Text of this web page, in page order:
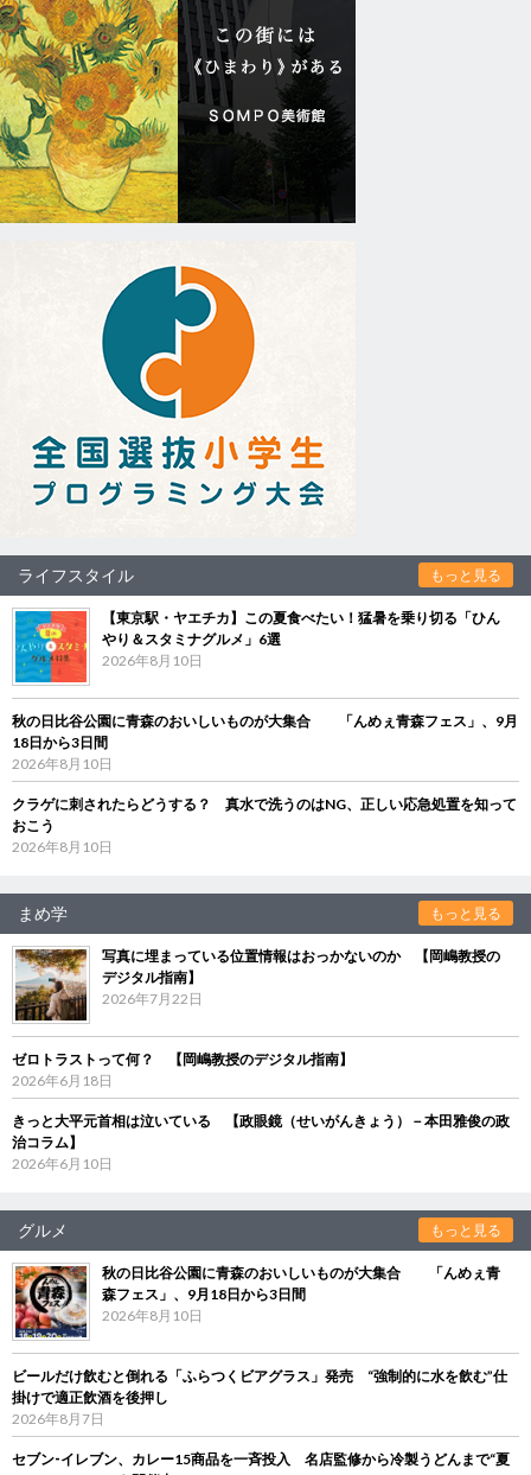
ライフスタイル もっと見る
【東京駅・ヤエチカ】この夏食べたい！猛暑を乗り切る「ひん
やり＆スタミナグルメ」6選
2026年8月10日
秋の日比谷公園に青森のおいしいものが大集合 「んめぇ青森フェス」、9月
18日から3日間
2026年8月10日
クラゲに刺されたらどうする？ 真水で洗うのはNG、正しい応急処置を知って
おこう
2026年8月10日
まめ学 もっと見る
写真に埋まっている位置情報はおっかないのか 【岡嶋教授の
デジタル指南】
2026年7月22日
ゼロトラストって何？ 【岡嶋教授のデジタル指南】
2026年6月18日
きっと大平元首相は泣いている 【政眼鏡（せいがんきょう）－本田雅俊の政
治コラム】
2026年6月10日
グルメ もっと見る
秋の日比谷公園に青森のおいしいものが大集合 「んめぇ青
森フェス」、9月18日から3日間
2026年8月10日
ビールだけ飲むと倒れる「ふらつくビアグラス」発売 “強制的に水を飲む”仕
掛けで適正飲酒を後押し
2026年8月7日
セブン‐イレブン、カレー15商品を一斉投入 名店監修から冷製うどんまで“夏